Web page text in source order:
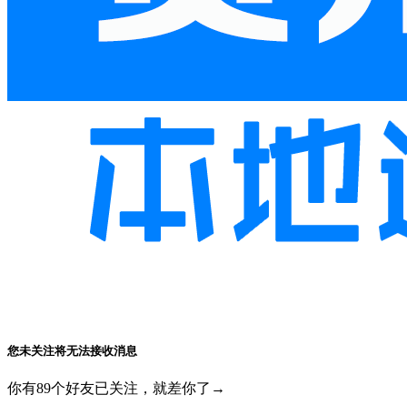
您未关注将无法接收消息
你有89个好友已关注，就差你了→